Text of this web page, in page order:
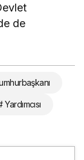
de
Yardımcısı